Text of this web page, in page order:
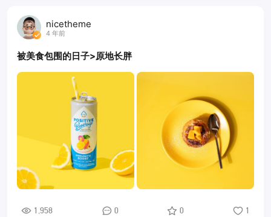
nicetheme
4 年前
被美食包围的日子>原地长胖
1,958 0 0 1